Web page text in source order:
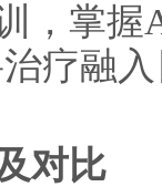
，掌
疗融
对比